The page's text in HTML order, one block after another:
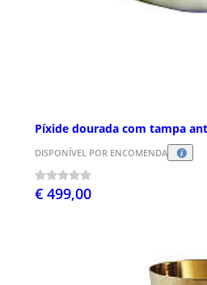
Píxide dourada com tampa
DISPONÍVEL POR ENCOMENDA
€ 499,00